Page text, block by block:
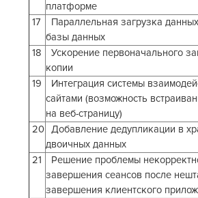
платформе
17
Параллельная загрузка
базы данных
18
Ускорение первоначального
копии
19
Интеграция системы
сайтами (возможность
на веб-страницу)
20 Добавление дедупликации в
двоичных данных
21
Решение проблемы
завершения сеансов после
завершения клиентского